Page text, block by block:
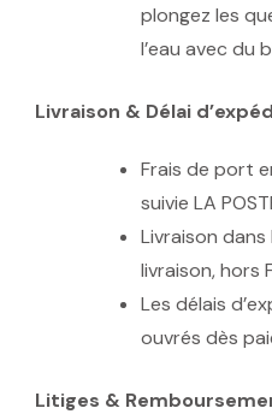
plongez les
l’eau avec du
Livraison & Délai
Frais de port
suivie LA
Livraison
livraison, hors
Les délais
ouvrés dès
Litiges &